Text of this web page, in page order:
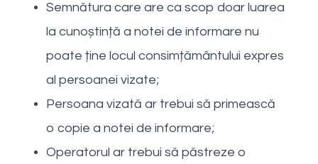
Semnătura care are ca scop doar luarea
la cunoștință a notei de informare nu
poate ține locul consimțământului expres
al persoanei vizate;
Persoana vizată ar trebui să primească
o copie a notei de informare;
Operatorul ar trebui să păstreze o